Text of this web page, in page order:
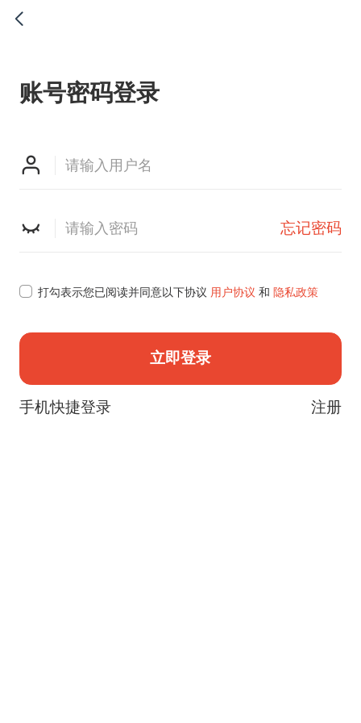

账号密码登录

 忘记密码
 打勾表示您已阅读并同意以下协议 用户协议 和 隐私政策
立即登录
手机快捷登录 注册